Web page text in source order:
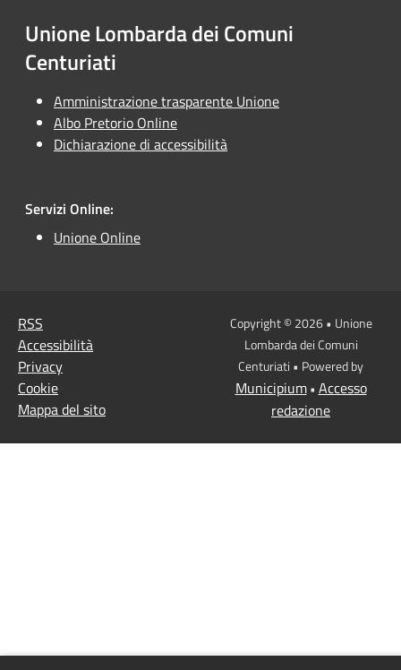
Unione Lombarda dei Comuni
Centuriati
Amministrazione trasparente Unione
Albo Pretorio Online
Dichiarazione di accessibilità
Servizi Online:
Unione Online
RSS
Accessibilità
Privacy
Cookie
Mappa del sito
Copyright © 2026 • Unione
Lombarda dei Comuni
Centuriati • Powered by
Municipium• Accesso
redazione